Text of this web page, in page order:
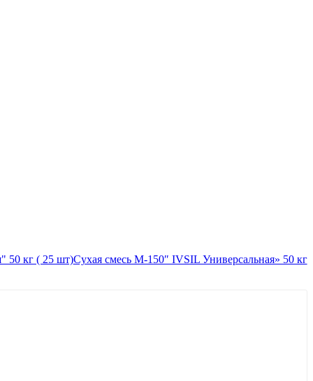
Сухая смесь М-150″ IVSIL Универсальная» 50 кг